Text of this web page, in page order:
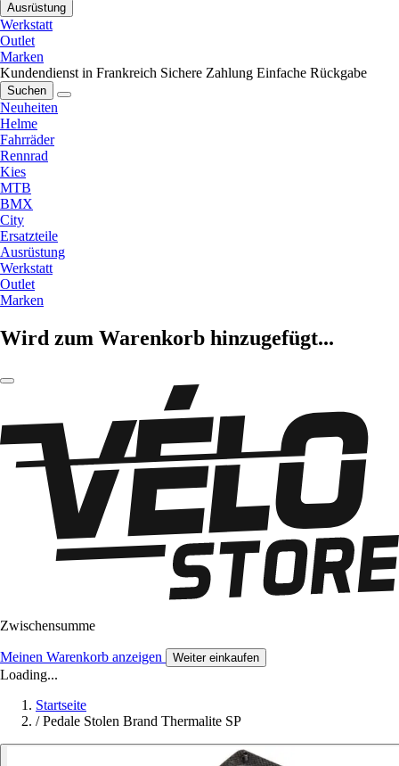
Ausrüstung
Werkstatt
Outlet
Marken
Kundendienst in Frankreich Sichere Zahlung Einfache Rückgabe
Suchen
Neuheiten
Helme
Fahrräder
Rennrad
Kies
MTB
BMX
City
Ersatzteile
Ausrüstung
Werkstatt
Outlet
Marken
Wird zum Warenkorb hinzugefügt...
Zwischensumme
Meinen Warenkorb anzeigen Weiter einkaufen
Loading...
Startseite
/ Pedale Stolen Brand Thermalite SP